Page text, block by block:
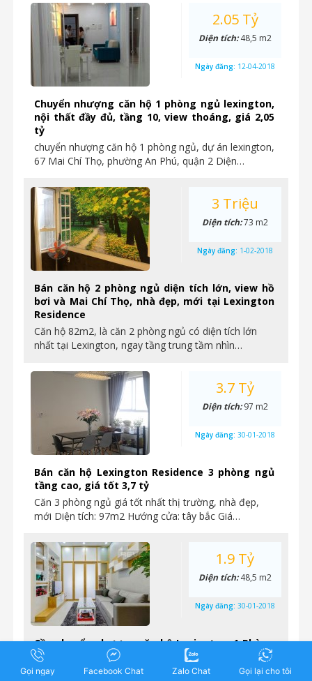
Chuyển nhượng căn hộ 1 phòng ngủ lexington,
nội thất đầy đủ, tầng 10, view thoáng, giá 2,05
tỷ
chuyển nhượng căn hộ 1 phòng ngủ, dự án lexington,
67 Mai Chí Thọ, phường An Phú, quận 2 Diện…
2.05 Tỷ
Diện tích:48,5 m2
Ngày đăng: 12-04-2018
Bán căn hộ 2 phòng ngủ diện tích lớn, view hồ
bơi và Mai Chí Thọ, nhà đẹp, mới tại Lexington
Residence
Căn hộ 82m2, là căn 2 phòng ngủ có diện tích lớn
nhất tại Lexington, ngay tầng trung tầm nhìn…
3 Triệu
Diện tích:73 m2
Ngày đăng: 1-02-2018
Bán căn hộ Lexington Residence 3 phòng ngủ
tầng cao, giá tốt 3,7 tỷ
Căn 3 phòng ngủ giá tốt nhất thị trường, nhà đẹp,
mới Diện tích: 97m2 Hướng cửa: tây bắc Giá…
3.7 Tỷ
Diện tích:97 m2
Ngày đăng: 30-01-2018
Cần chuyển nhượng căn hộ Lexington, 1 Phòng
ngủ, nội thất đầy đủ, tầng thấp, giá 1,9 tỷ
Cần chuyển nhượng căn hộ Lexington, 1 PN, mặt
1.9 Tỷ
Diện tích:48,5 m2
Ngày đăng: 30-01-2018
Gọi ngay Facebook Chat Zalo Chat Gọi lại cho tôi